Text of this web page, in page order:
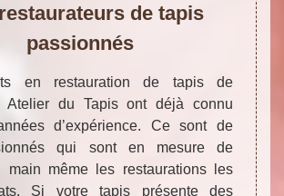
de tapis
passionnés
en restauration de tapis de
Atelier du Tapis ont déjà connu
d’expérience. Ce sont de
qui sont en mesure de
main même les restaurations les
Si votre tapis présente des